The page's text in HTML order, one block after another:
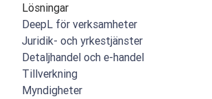
Lösningar
DeepL för verksamheter
Juridik- och yrkestjänster
Detaljhandel och e-handel
Tillverkning
Myndigheter